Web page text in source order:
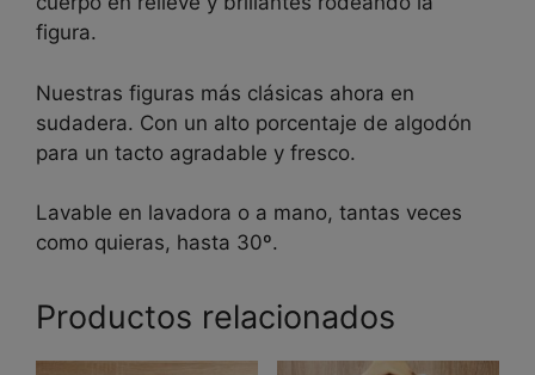
figura.
Nuestras figuras más clásicas ahora en
sudadera. Con un alto porcentaje de algodón
para un tacto agradable y fresco.
Lavable en lavadora o a mano, tantas veces
como quieras, hasta 30º.
Productos relacionados